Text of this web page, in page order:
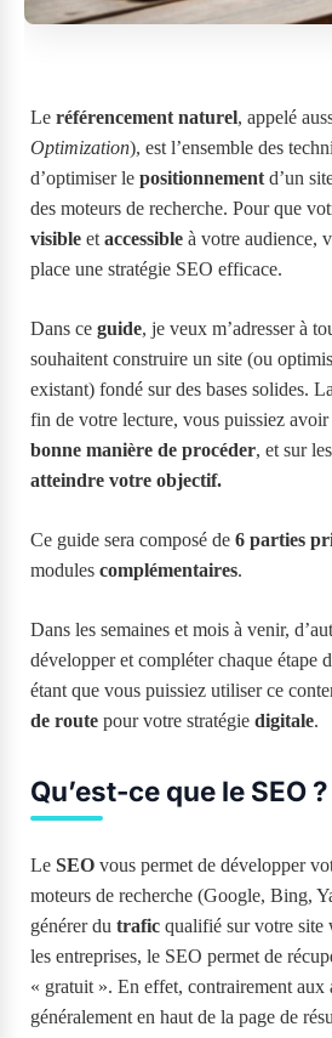
Le référencement naturel, appelé
Optimization), est l’ensemble des
d’optimiser le positionnement d’un
des moteurs de recherche. Pour que
visible et accessible à votre audience,
place une stratégie SEO efficace.
Dans ce guide, je veux m’adresser à
souhaitent construire un site (ou
existant) fondé sur des bases solides.
fin de votre lecture, vous puissiez avoir
bonne manière de procéder, et sur
atteindre votre objectif.
Ce guide sera composé de 6 parties
modules complémentaires.
Dans les semaines et mois à venir,
développer et compléter chaque étape
étant que vous puissiez utiliser ce
de route pour votre stratégie digitale.
Qu’est-ce que le SEO ?
Le SEO vous permet de développer
moteurs de recherche (Google, Bing,
générer du trafic qualifié sur votre
les entreprises, le SEO permet de
« gratuit ». En effet, contrairement aux
généralement en haut de la page de